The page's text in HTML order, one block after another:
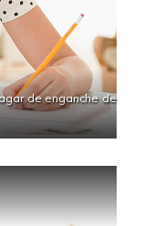
de enganche de